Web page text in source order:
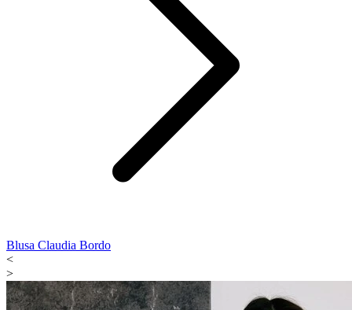
Blusa Claudia Bordo
<
>